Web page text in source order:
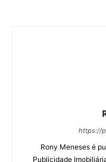
https://
Rony Meneses é
Publicidade